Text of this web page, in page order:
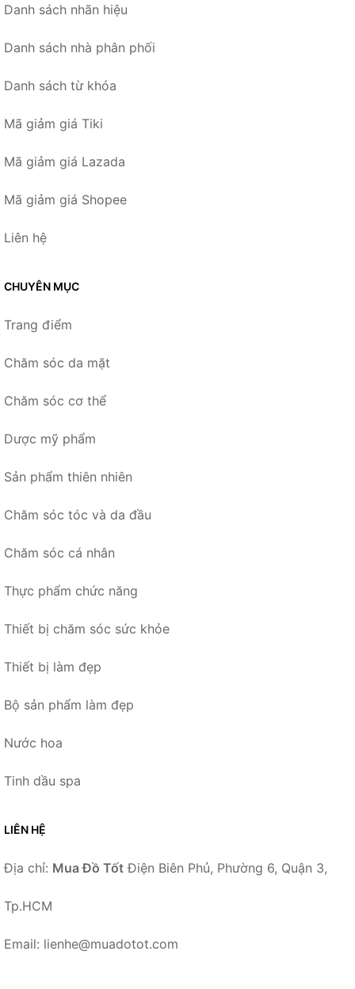
Danh sách nhãn hiệu
Danh sách nhà phân phối
Danh sách từ khóa
Mã giảm giá Tiki
Mã giảm giá Lazada
Mã giảm giá Shopee
Liên hệ
CHUYÊN MỤC
Trang điểm
Chăm sóc da mặt
Chăm sóc cơ thể
Dược mỹ phẩm
Sản phẩm thiên nhiên
Chăm sóc tóc và da đầu
Chăm sóc cá nhân
Thực phẩm chức năng
Thiết bị chăm sóc sức khỏe
Thiết bị làm đẹp
Bộ sản phẩm làm đẹp
Nước hoa
Tinh dầu spa
LIÊN HỆ
Địa chỉ: Mua Đồ Tốt Điện Biên Phủ, Phường 6, Quận 3,
Tp.HCM
Email: lienhe@muadotot.com